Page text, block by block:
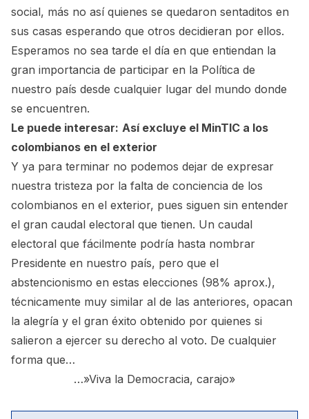
social, más no así quienes se quedaron sentaditos en
sus casas esperando que otros decidieran por ellos.
Esperamos no sea tarde el día en que entiendan la
gran importancia de participar en la Política de
nuestro país desde cualquier lugar del mundo donde
se encuentren.
Le puede interesar: Así excluye el MinTIC a los
colombianos en el exterior
Y ya para terminar no podemos dejar de expresar
nuestra tristeza por la falta de conciencia de los
colombianos en el exterior, pues siguen sin entender
el gran caudal electoral que tienen. Un caudal
electoral que fácilmente podría hasta nombrar
Presidente en nuestro país, pero que el
abstencionismo en estas elecciones (98% aprox.),
técnicamente muy similar al de las anteriores, opacan
la alegría y el gran éxito obtenido por quienes si
salieron a ejercer su derecho al voto. De cualquier
forma que…
…»Viva la Democracia, carajo»